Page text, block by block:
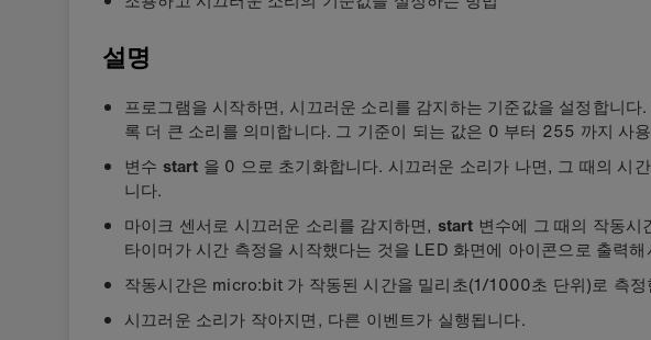
설명
프로그램을 시작하면, 시끄러운 소리를 감지하는 기준값을 설정합니다
록 더 큰 소리를 의미합니다. 그 기준이 되는 값은 0 부터 255 까지 사
변수 start 을 0 으로 초기화합니다. 시끄러운 소리가 나면, 그 때의 시
니다.
마이크 센서로 시끄러운 소리를 감지하면, start 변수에 그 때의 작동시
타이머가 시간 측정을 시작했다는 것을 LED 화면에 아이콘으로 출력
작동시간은 micro:bit 가 작동된 시간을 밀리초(1/1000초 단위)로 측정
시끄러운 소리가 작아지면, 다른 이벤트가 실행됩니다.